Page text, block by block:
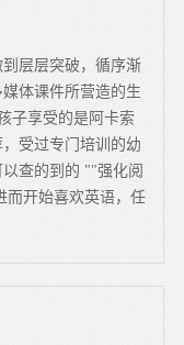
层层突破，循序渐
体课件所营造的生
子享受的是阿卡索
受过专门培训的幼
查的到的 ""强化阅
而开始喜欢英语，任